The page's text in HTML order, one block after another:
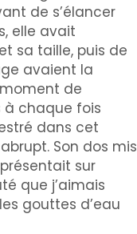
de s’élancer
elle avait
sa taille, puis de
avaient la
de
à chaque fois
dans cet
Son dos mis
sur
que j’aimais
gouttes d’eau